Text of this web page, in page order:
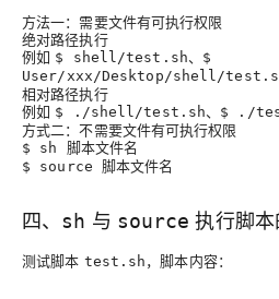
方法一：需要文件有可执行权限
绝对路径执行
例如 $ shell/test.sh、
$
User/xxx/Desktop/shell/
相对路径执行
例如 $ ./shell/test.sh、 $ ./
方式二：不需要文件有可执行权限
$ sh 脚本文件名
$ source 脚本文件名
四、 sh 与 source 执行脚
测试脚本 test.sh ，脚本内容：